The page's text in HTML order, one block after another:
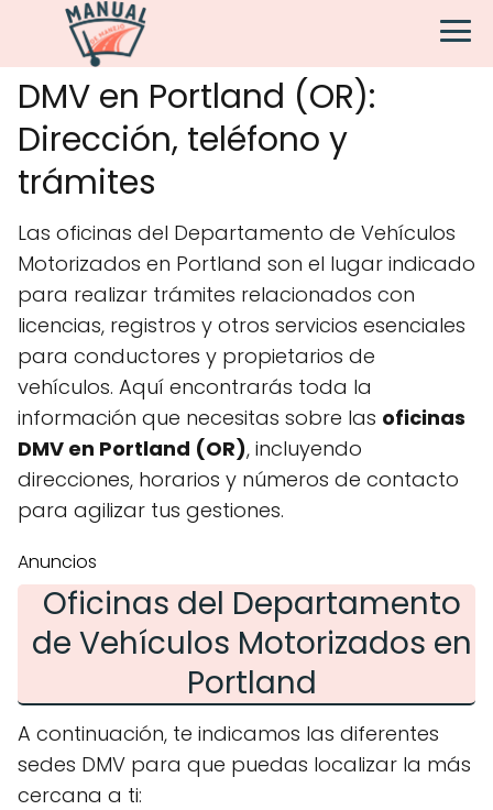
DMV en Portland (OR):
Dirección, teléfono y
trámites
Las oficinas del Departamento de Vehículos
Motorizados en Portland son el lugar indicado
para realizar trámites relacionados con
licencias, registros y otros servicios esenciales
para conductores y propietarios de
vehículos. Aquí encontrarás toda la
información que necesitas sobre las oficinas
DMV en Portland (OR), incluyendo
direcciones, horarios y números de contacto
para agilizar tus gestiones.
Anuncios
Oficinas del Departamento
de Vehículos Motorizados en
Portland
A continuación, te indicamos las diferentes
sedes DMV para que puedas localizar la más
cercana a ti: